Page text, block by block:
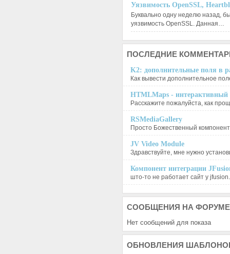
Уязвимость OpenSSL,
Буквально одну неделю назад,
уязвимость OpenSSL. Данная…
ПОСЛЕДНИЕ
K2: дополнительные поля в
Как вывести дополнительное
HTMLMaps - интерактивный
Расскажите пожалуйста, как
RSMediaGallery
Просто Божественный
JV Video Module
Здравствуйте, мне нужно
Компонент интеграции
што-то не работает сайт у
СООБЩЕНИЯ НА ФОРУМЕ
Нет сообщений для показа
ОБНОВЛЕНИЯ